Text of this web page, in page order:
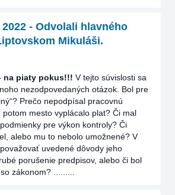
- Odvolali hlavného
Mikuláši.
na piaty pokus!!! V tejto súvislosti sa
nezodpovedaných otázok. Bol pre
Prečo nepodpísal pracovnú
mesto vyplácalo plat? Či mal
pre výkon kontroly? Či
alebo mu to nebolo umožnené? V
uvedené dôvody jeho
porušenie predpisov, alebo či bol
zákonom? .........